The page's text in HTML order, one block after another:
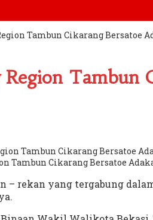
Tambun Cikarang Bersatoe
Tambun
Tambun Cikarang Bersatoe
– rekan yang tergabung